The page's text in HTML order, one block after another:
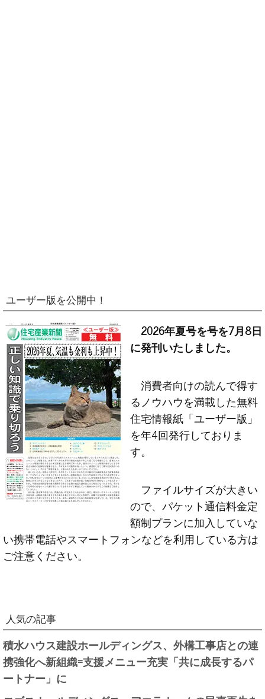
ユーザー版を公開中！
2026年夏号を号を7月8日
に発刊いたしました。
消費者向けの読んで得す
るノウハウを満載した無料
住宅情報紙「ユーザー版」
を年4回発行しておりま
す。
ファイルサイズが大きい
ので、パケット通信料金定
額制プランに加入していな
い携帯電話やスマートフォンなどを利用している方は
ご注意ください。
人気の記事
積水ハウス建設ホールディングス、外構工事店との連
携強化へ新組織=支援メニュー充実「共に成長するパ
ートナー」に